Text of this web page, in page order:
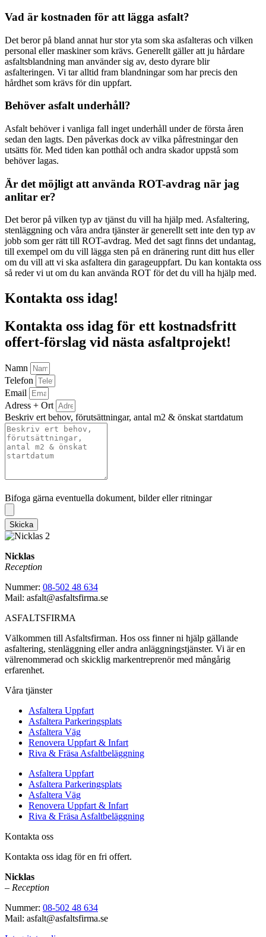
Vad är kostnaden för att lägga asfalt?
Det beror på bland annat hur stor yta som ska asfalteras och vilken
personal eller maskiner som krävs. Generellt gäller att ju hårdare
asfaltsblandning man använder sig av, desto dyrare blir
asfalteringen. Vi tar alltid fram blandningar som har precis den
hårdhet som krävs för din uppfart.
Behöver asfalt underhåll?
Asfalt behöver i vanliga fall inget underhåll under de första åren
sedan den lagts. Den påverkas dock av vilka påfrestningar den
utsätts för. Med tiden kan potthål och andra skador uppstå som
behöver lagas.
Är det möjligt att använda ROT-avdrag när jag
anlitar er?
Det beror på vilken typ av tjänst du vill ha hjälp med. Asfaltering,
stenläggning och våra andra tjänster är generellt sett inte den typ av
jobb som ger rätt till ROT-avdrag. Med det sagt finns det undantag,
till exempel om du vill lägga sten på en dränering runt ditt hus eller
om du vill att vi ska asfaltera din garageuppfart. Du kan kontakta oss
så reder vi ut om du kan använda ROT för det du vill ha hjälp med.
Kontakta oss idag!
Kontakta oss idag för ett kostnadsfritt
offert-förslag vid nästa asfaltprojekt!
Namn
Telefon
Email
Adress + Ort
Beskriv ert behov, förutsättningar, antal m2 & önskat startdatum
Bifoga gärna eventuella dokument, bilder eller ritningar
Skicka
Nicklas
Reception
Nummer: 08-502 48 634
Mail: asfalt@asfaltsfirma.se
ASFALTSFIRMA
Välkommen till Asfaltsfirman. Hos oss finner ni hjälp gällande
asfaltering, stenläggning eller andra anläggningstjänster. Vi är en
välrenommerad och skicklig markentreprenör med mångårig
erfarenhet.
Våra tjänster
Asfaltera Uppfart
Asfaltera Parkeringsplats
Asfaltera Väg
Renovera Uppfart & Infart
Riva & Fräsa Asfaltbeläggning
Asfaltera Uppfart
Asfaltera Parkeringsplats
Asfaltera Väg
Renovera Uppfart & Infart
Riva & Fräsa Asfaltbeläggning
Kontakta oss
Kontakta oss idag för en fri offert.
Nicklas
– Reception
Nummer: 08-502 48 634
Mail: asfalt@asfaltsfirma.se